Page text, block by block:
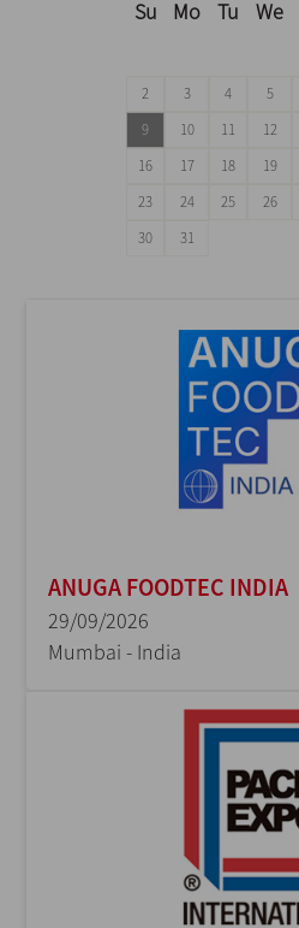
Su
Mo Tu We
2
3 4 5
9
10 11 12
16
17 18 19
23
24 25 26
30
31
ANUGA FOODTEC INDIA
29/09/2026
Mumbai - India